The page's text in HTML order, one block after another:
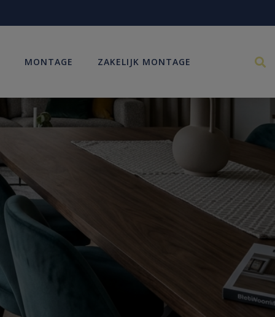
MONTAGE ZAKELIJK MONTAGE